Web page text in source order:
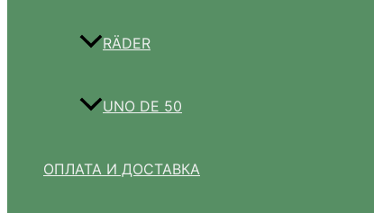
RÄDER
UNO DE 50
ОПЛАТА И ДОСТАВКА